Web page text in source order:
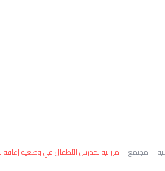
| مجتمع | ميزانية تمدرس الأطفال في وضعية إعاقة تقفز من 166 إلى 396